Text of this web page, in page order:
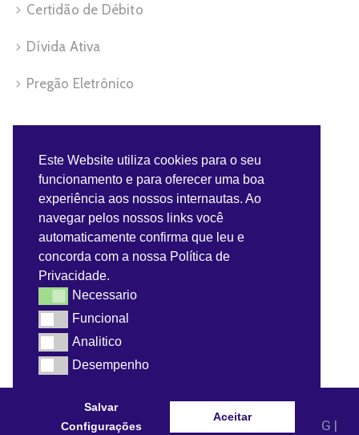
Certidão de Débito
Dívida Ativa
Pregão Eletrônico
Benefícios do Servidor
Contra-Cheque
Convênios do Servidor
Webmail
© 2021 - Prefeitura Municipal de Dom Bosco - MG |
Este Website utiliza cookies para o seu
funcionamento e para oferecer uma boa
experiência aos nossos internautas. Ao
navegar pelos nossos links você
automaticamente confirma que leu e
concorda com a nossa Política de
Privacidade.
NecessarioNecessario
FuncionalFuncional
AnaliticoAnalitico
Desempenho
Desempenho
Salvar
Configurações
Aceitar